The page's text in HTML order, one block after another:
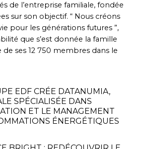
de l’entreprise familiale, fondée
sur son objectif. “ Nous créons
pour les générations futures ”,
que s’est donnée la famille
de ses 12 750 membres dans le
EDF CRÉE DATANUMIA,
SPÉCIALISÉE DANS
ET LE MANAGEMENT
ÉNERGÉTIQUES